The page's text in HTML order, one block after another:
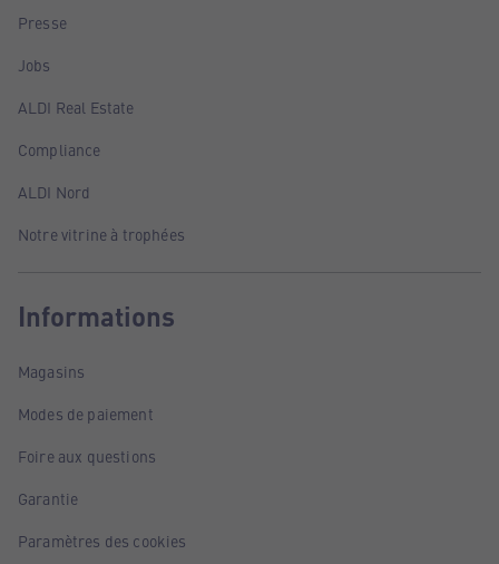
Presse
Jobs
ALDI Real Estate
Compliance
ALDI Nord
Notre vitrine à trophées
Informations
Magasins
Modes de paiement
Foire aux questions
Garantie
Paramètres des cookies